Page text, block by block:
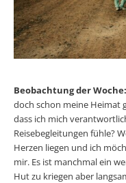
Beobachtung der Woche:
doch schon meine Heimat
dass ich mich
Reisebegleitungen fühle?
Herzen liegen und ich
mir. Es ist manchmal ein
Hut zu kriegen aber